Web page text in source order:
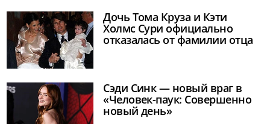
Дочь Тома Круза и Кэти
Холмс Сури официально
отказалась от фамилии отца
Сэди Синк — новый враг в
«Человек-паук: Совершенно
новый день»